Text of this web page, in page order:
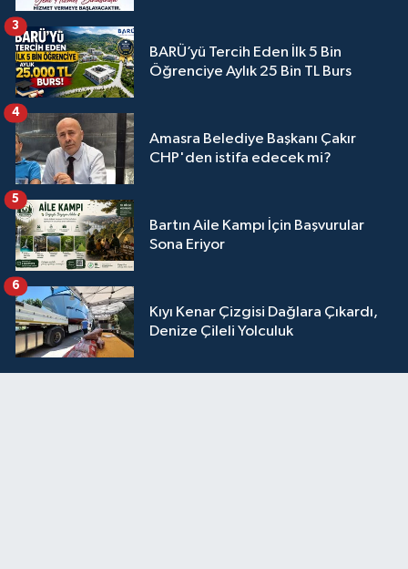
BARÜ’yü Tercih Eden İlk 5 Bin
Öğrenciye Aylık 25 Bin TL Burs
3
Amasra Belediye Başkanı Çakır
CHP'den istifa edecek mi?
4
Bartın Aile Kampı İçin Başvurular
Sona Eriyor
5
Kıyı Kenar Çizgisi Dağlara Çıkardı,
Denize Çileli Yolculuk
6